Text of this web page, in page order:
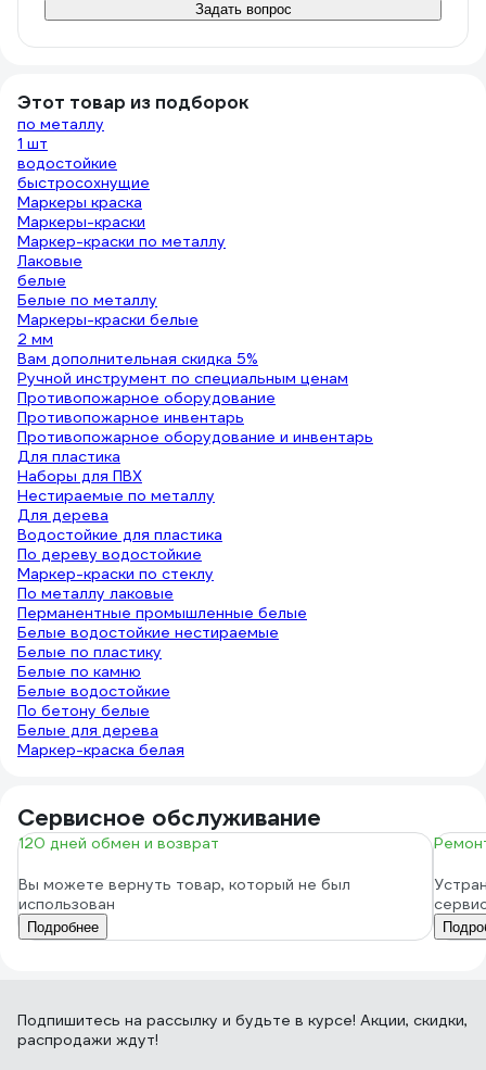
Задать вопрос
Этот товар из подборок
по металлу
1 шт
водостойкие
быстросохнущие
Маркеры краска
Маркеры-краски
Маркер-краски по металлу
Лаковые
белые
Белые по металлу
Маркеры-краски белые
2 мм
Вам дополнительная скидка 5%
Ручной инструмент по специальным ценам
Противопожарное оборудование
Противопожарное инвентарь
Противопожарное оборудование и инвентарь
Для пластика
Наборы для ПВХ
Нестираемые по металлу
Для дерева
Водостойкие для пластика
По дереву водостойкие
Маркер-краски по стеклу
По металлу лаковые
Перманентные промышленные белые
Белые водостойкие нестираемые
Белые по пластику
Белые по камню
Белые водостойкие
По бетону белые
Белые для дерева
Маркер-краска белая
Сервисное обслуживание
120 дней обмен и возврат
Вы можете вернуть товар, который не был
использован
Подробнее
Подпишитесь на рассылку и будьте в курсе! Акции, скидки,
распродажи ждут!